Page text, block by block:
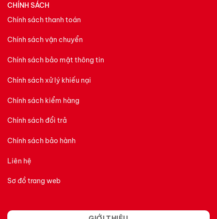
CHÍNH SÁCH
Chính sách thanh toán
Chính sách vận chuyển
Chính sách bảo mật thông tin
Chính sách xử lý khiếu nại
Chính sách kiểm hàng
Chính sách đổi trả
Chính sách bảo hành
Liên hệ
Sơ đồ trang web